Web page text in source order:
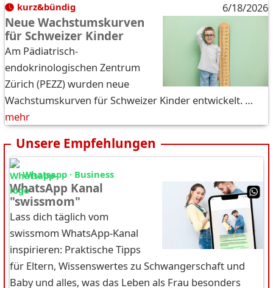
kurz&bündig 6/18/2026
Neue Wachstumskurven
für Schweizer Kinder
Am Pädiatrisch-
endokrinologischen Zentrum
Zürich (PEZZ) wurden neue
Wachstumskurven für Schweizer Kinder entwickelt. …
mehr
Unsere Empfehlungen
Whatsapp · Business
WhatsApp Kanal
"swissmom"
Lass dich täglich vom
swissmom WhatsApp-Kanal
inspirieren: Praktische Tipps
für Eltern, Wissenswertes zu Schwangerschaft und
Baby und alles, was das Leben als Frau besonders